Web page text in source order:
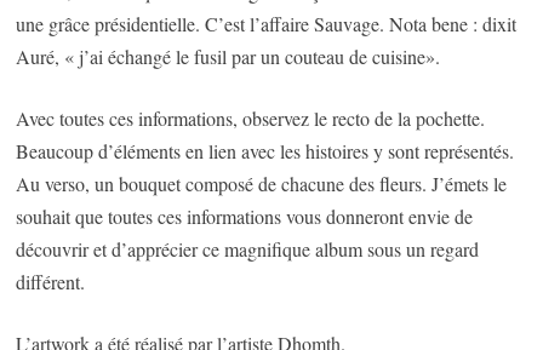
une grâce présidentielle. C’est l’affaire Sauvage. Nota bene : dixit
Auré, « j’ai échangé le fusil par un couteau de cuisine».
Avec toutes ces informations, observez le recto de la pochette.
Beaucoup d’éléments en lien avec les histoires y sont représentés.
Au verso, un bouquet composé de chacune des fleurs. J’émets le
souhait que toutes ces informations vous donneront envie de
découvrir et d’apprécier ce magnifique album sous un regard
différent.
L’artwork a été réalisé par l’artiste Dhomth.